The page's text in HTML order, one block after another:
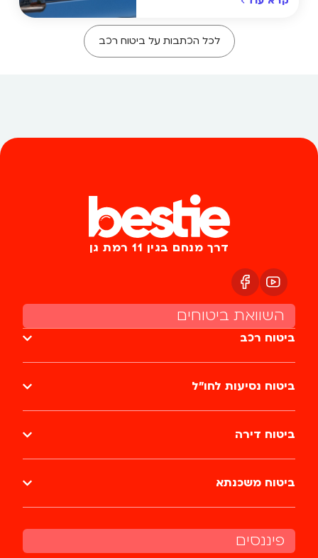
לכל הכתבות על ביטוח רכב
פיננסים
דרך מנחם בגין 11 רמת גן
השוואת ביטוחים
ביטוח רכב
ביטוח נסיעות לחו״ל
ביטוח דירה
ביטוח משכנתא